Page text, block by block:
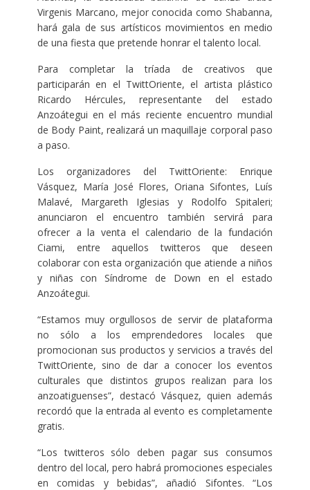
Virgenis Marcano, mejor conocida como Shabanna,
hará gala de sus artísticos movimientos en medio
de una fiesta que pretende honrar el talento local.
Para completar la tríada de creativos que
participarán en el TwittOriente, el artista plástico
Ricardo Hércules, representante del estado
Anzoátegui en el más reciente encuentro mundial
de Body Paint, realizará un maquillaje corporal paso
a paso.
Los organizadores del TwittOriente: Enrique
Vásquez, María José Flores, Oriana Sifontes, Luís
Malavé, Margareth Iglesias y Rodolfo Spitaleri;
anunciaron el encuentro también servirá para
ofrecer a la venta el calendario de la fundación
Ciami, entre aquellos twitteros que deseen
colaborar con esta organización que atiende a niños
y niñas con Síndrome de Down en el estado
Anzoátegui.
“Estamos muy orgullosos de servir de plataforma
no sólo a los emprendedores locales que
promocionan sus productos y servicios a través del
TwittOriente, sino de dar a conocer los eventos
culturales que distintos grupos realizan para los
anzoatiguenses”, destacó Vásquez, quien además
recordó que la entrada al evento es completamente
gratis.
“Los twitteros sólo deben pagar sus consumos
dentro del local, pero habrá promociones especiales
en comidas y bebidas”, añadió Sifontes. “Los